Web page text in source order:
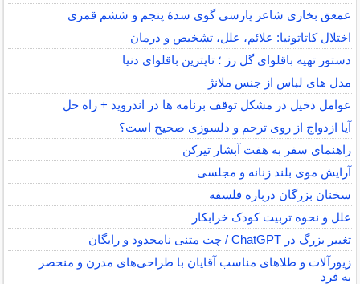
عمعق بخاری شاعر پارسی گوی سدهٔ پنجم و ششم قمری
اختلال کاتاتونیا: علائم، علل، تشخیص و درمان
دستور تهیه باقلوای گل رز ؛ تاپترین باقلوای دنیا
مدل های لباس از جنس ملانژ
عوامل دخیل در مشکل توقف برنامه ها در اندروید + راه حل
آیا ازدواج از روی ترحم و دلسوزی صحیح است؟
راهنمای سفر به هفت آبشار تیرکن
آرایش موی بلند زنانه و مجلسی
سخنان بزرگان درباره فلسفه
علل و نحوه تربیت کودک خرابکار
تغییر بزرگ در ChatGPT / چت متنی نامحدود و رایگان
زیورآلات و طلاهای مناسب آقایان با طراحی‌های مدرن و منحصر
به فرد